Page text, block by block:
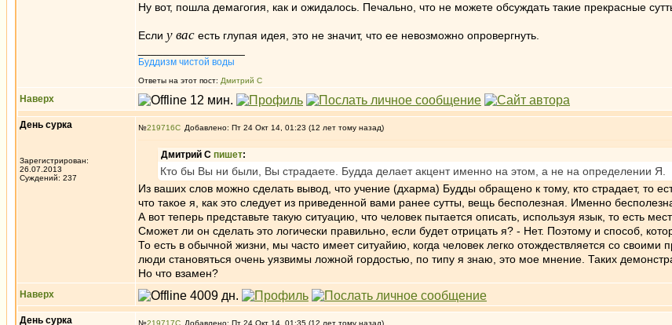
Ну вот, пошла демагогия, как и ожидалось. Печально, что не можете обсуждать такие прекрасные
Если у вас есть глупая идея, это не значит, что ее невозможно опровергнуть.
Буддизм чистой воды
Ответы на этот пост: Дмитрий С
Наверх
День сурка
Зарегистрирован:
26.07.2013
Суждений: 237
№219716 Добавлено: Пт 24 Окт 14, 01:23 (12 лет тому назад)
Дмитрий С пишет:
Кто бы Вы ни были, Вы страдаете. Будда делает акцент именно на этом, а не на определении Я.
Из ваших слов можно сделать вывод, что учение (дхарма) Будды обращено к тому, кто страдает, то
что такое я, как это следует из приведенной вами ранее сутты, вещь бесполезная. Именно
А вот теперь представьте такую ситуацию, что человек пытается описать, используя язык, то есть
Сможет ли он сделать это логически правильно, если будет отрицать я? - Нет. Поэтому и способ,
То есть в обычной жизни, мы часто имеет ситуайию, когда человек легко отождествляется со своими
люди становяться очень уязвимы ложной гордостью, по типу я знаю, это мое мнение. Таких
Но что взамен?
Наверх
День сурка №219717 Добавлено: Пт 24 Окт 14, 01:35 (12 лет тому назад)